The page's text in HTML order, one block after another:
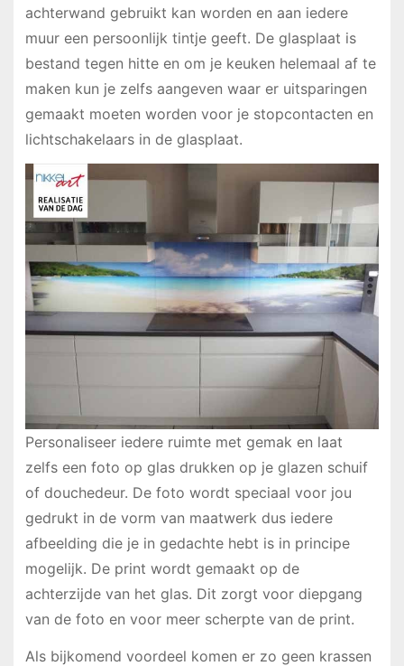
achterwand gebruikt kan worden en aan iedere
muur een persoonlijk tintje geeft. De glasplaat is
bestand tegen hitte en om je keuken helemaal af te
maken kun je zelfs aangeven waar er uitsparingen
gemaakt moeten worden voor je stopcontacten en
lichtschakelaars in de glasplaat.
Personaliseer iedere ruimte met gemak en laat
zelfs een foto op glas drukken op je glazen schuif
of douchedeur. De foto wordt speciaal voor jou
gedrukt in de vorm van maatwerk dus iedere
afbeelding die je in gedachte hebt is in principe
mogelijk. De print wordt gemaakt op de
achterzijde van het glas. Dit zorgt voor diepgang
van de foto en voor meer scherpte van de print.
Als bijkomend voordeel komen er zo geen krassen